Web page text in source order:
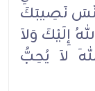
تَنْسَ نَصِيبَكَ
إِلَيْكَ وَلاَ
لاَ يُحِبُّ